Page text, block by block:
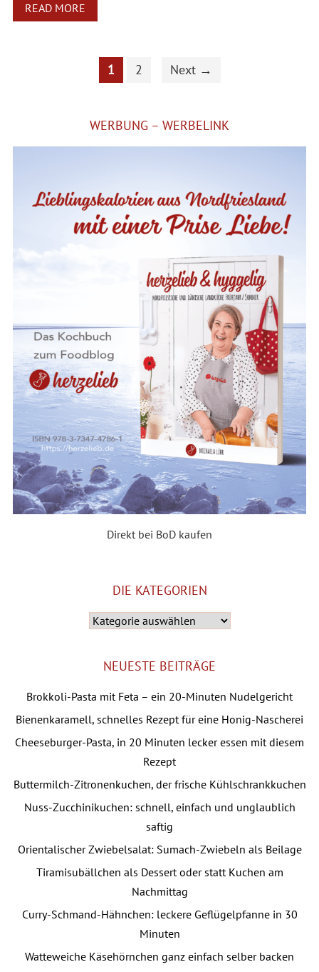
READ MORE
1 2 Next →
WERBUNG – WERBELINK
Direkt bei BoD kaufen
DIE KATEGORIEN
NEUESTE BEITRÄGE
Brokkoli-Pasta mit Feta – ein 20-Minuten Nudelgericht
Bienenkaramell, schnelles Rezept für eine Honig-Nascherei
Cheeseburger-Pasta, in 20 Minuten lecker essen mit diesem
Rezept
Buttermilch-Zitronenkuchen, der frische Kühlschrankkuchen
Nuss-Zucchinikuchen: schnell, einfach und unglaublich
saftig
Orientalischer Zwiebelsalat: Sumach-Zwiebeln als Beilage
Tiramisubällchen als Dessert oder statt Kuchen am
Nachmittag
Curry-Schmand-Hähnchen: leckere Geflügelpfanne in 30
Minuten
Watteweiche Käsehörnchen ganz einfach selber backen